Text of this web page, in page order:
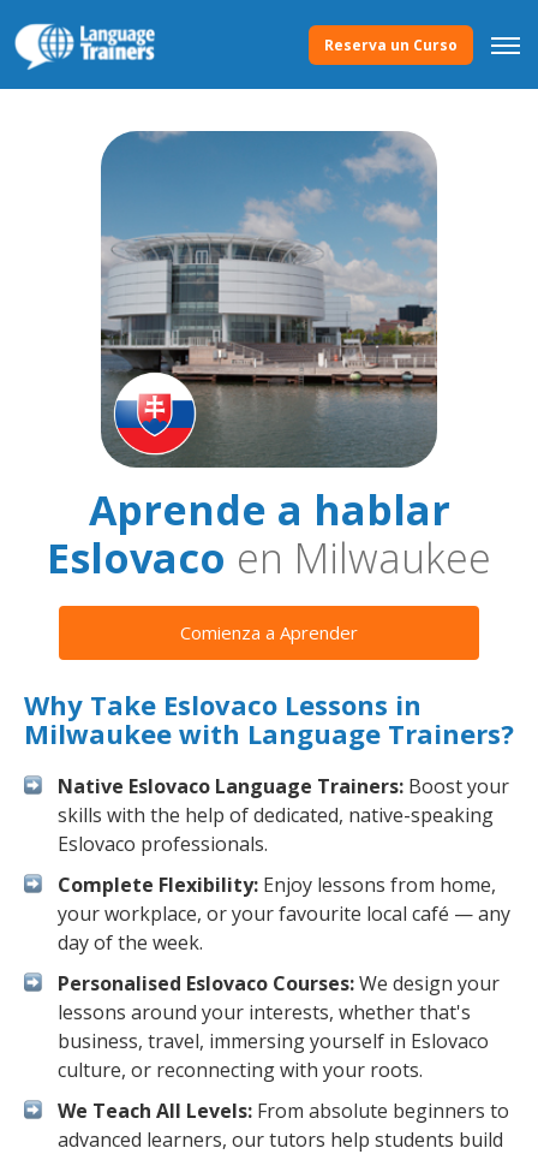
Reserva un Curso
Aprende a hablar
Eslovaco en Milwaukee
Comienza a Aprender
Why Take Eslovaco Lessons in
Milwaukee with Language Trainers?
Native Eslovaco Language Trainers: Boost your
skills with the help of dedicated, native-speaking
Eslovaco professionals.
Complete Flexibility: Enjoy lessons from home,
your workplace, or your favourite local café — any
day of the week.
Personalised Eslovaco Courses:We design your
lessons around your interests, whether that's
business, travel, immersing yourself in Eslovaco
culture, or reconnecting with your roots.
We Teach All Levels: From absolute beginners to
advanced learners, our tutors help students build